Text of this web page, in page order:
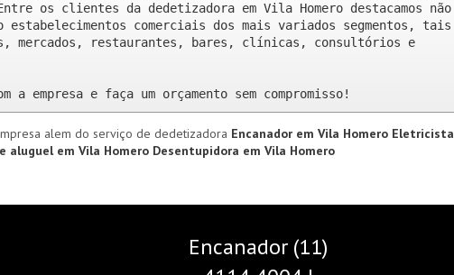
os clientes da dedetizadora em Vila Homero destacamos não
estabelecimentos comerciais dos mais variados segmentos, tais
mercados, restaurantes, bares, clínicas, consultórios e
a empresa e faça um orçamento sem compromisso!
alem do serviço de dedetizadora Encanador em Vila Homero Eletricista
aluguel em Vila Homero Desentupidora em Vila Homero
Encanador (11)